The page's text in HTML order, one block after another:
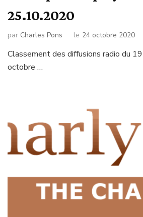
25.10.2020
par Charles Pons le 24 octobre 2020
Classement des diffusions radio du
octobre …